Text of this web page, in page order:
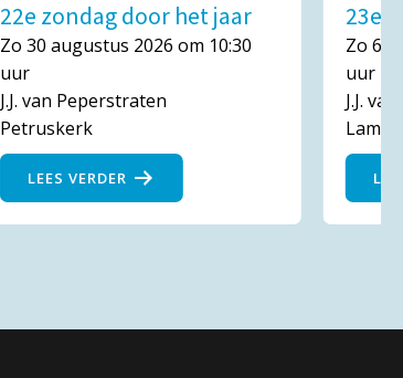
22e zondag door het jaar
Zo 30 augustus 2026 om 10:30
uur
J.J. van Peperstraten
Petruskerk
LEES VERDER
23e
Zo 6
uur
J.J.